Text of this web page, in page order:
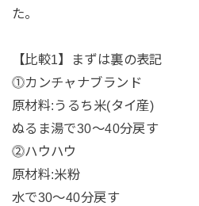
た。
【比較1】まずは裏の表記
⓵カンチャナブランド
原材料:うるち米(タイ産)
ぬるま湯で30〜40分戻す
⓶ハウハウ
原材料:米粉
水で30〜40分戻す